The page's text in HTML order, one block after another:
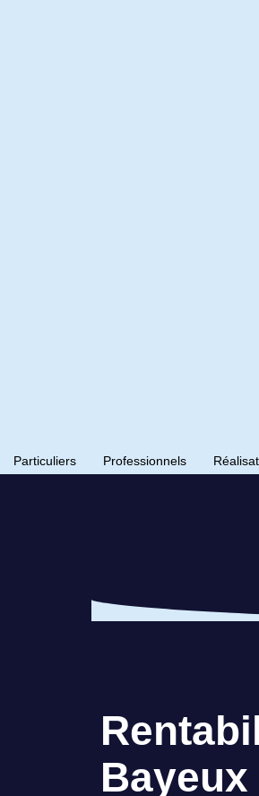
Particuliers Professionnels
Bayeux